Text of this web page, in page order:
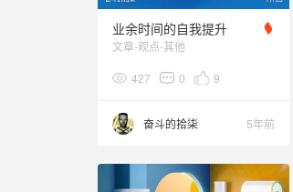
业余时间的自我提升
文章-观点-其他
427 0 9
奋斗的拾柒 5年前